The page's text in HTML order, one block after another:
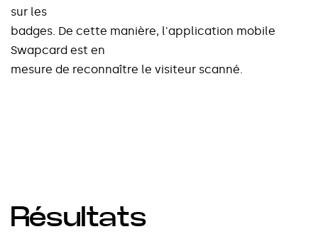
sur les
badges. De cette manière, l'application mobile
Swapcard est en
mesure de reconnaître le visiteur scanné.
Résultats